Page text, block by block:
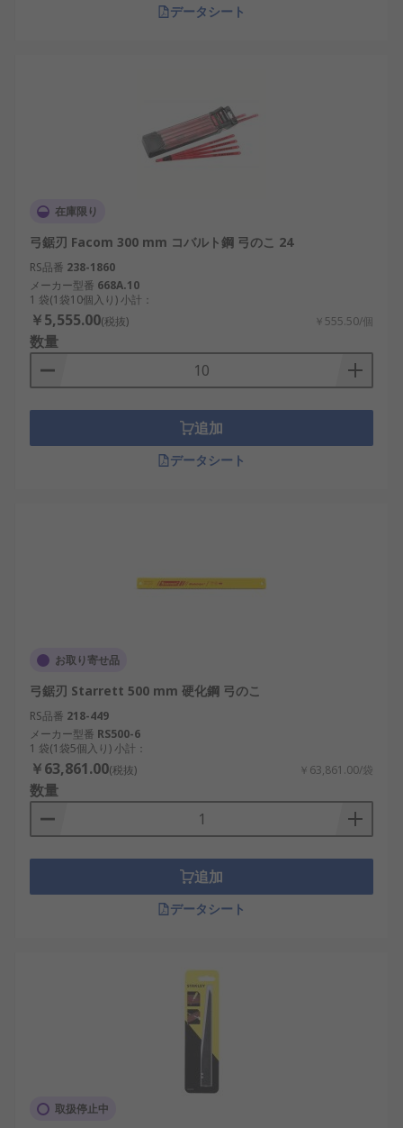
データシート
在庫限り
弓鋸刃 Facom 300 mm コバルト鋼 弓のこ 24
RS品番 238-1860
メーカー型番 668A.10
1 袋(1袋10個入り) 小計：
￥5,555.00(税抜) ￥555.50/個
数量
追加
データシート
お取り寄せ品
弓鋸刃 Starrett 500 mm 硬化鋼 弓のこ
RS品番 218-449
メーカー型番 RS500-6
1 袋(1袋5個入り) 小計：
￥63,861.00(税抜) ￥63,861.00/袋
数量
追加
データシート
取扱停止中